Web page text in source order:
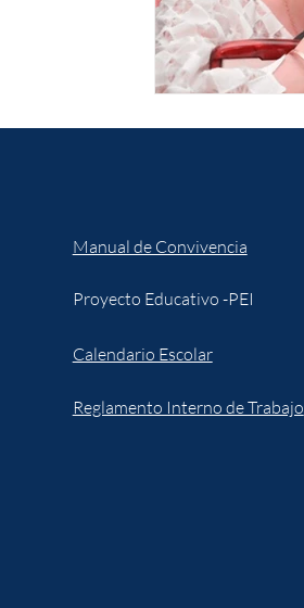
Manual de Convivencia
Proyecto Educativo -PEI
Calendario Escolar
Reglamento Interno de Trabajo